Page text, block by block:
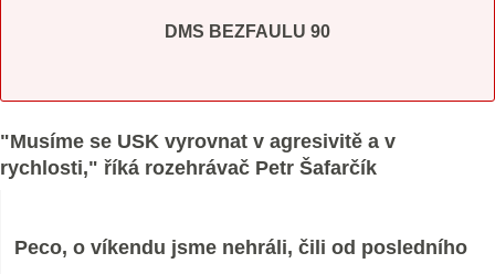
DMS BEZFAULU 90
"Musíme se USK vyrovnat v agresivitě a v
rychlosti," říká rozehrávač Petr Šafarčík
Peco, o víkendu jsme nehráli, čili od posledního